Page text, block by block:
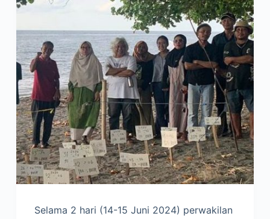
Selama 2 hari (14-15 Juni 2024) perwakilan